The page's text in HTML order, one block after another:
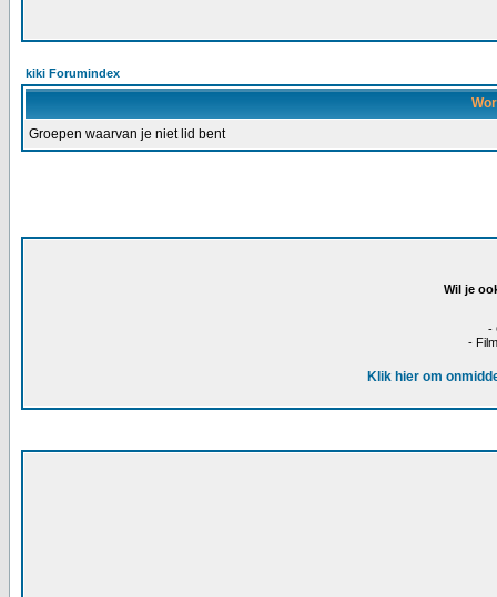
kiki Forumindex
Groepen waarvan je niet lid bent
Wil je
-
-
Klik hier om